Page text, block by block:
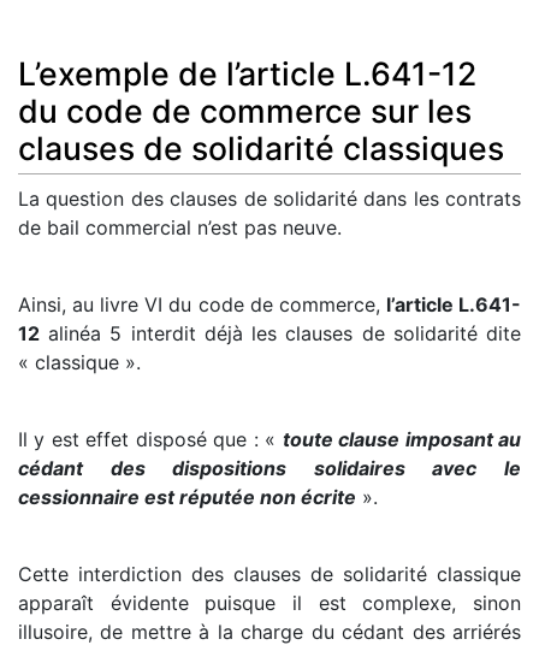
L’exemple de l’article L.641-12
du code de commerce sur les
clauses de solidarité classiques
La question des clauses de solidarité dans les contrats
de bail commercial n’est pas neuve.
Ainsi, au livre VI du code de commerce, l’article L.641-
12 alinéa 5 interdit déjà les clauses de solidarité dite
« classique ».
Il y est effet disposé que : « toute clause imposant au
cédant des dispositions solidaires avec le
cessionnaire est réputée non écrite ».
Cette interdiction des clauses de solidarité classique
apparaît évidente puisque il est complexe, sinon
illusoire, de mettre à la charge du cédant des arriérés